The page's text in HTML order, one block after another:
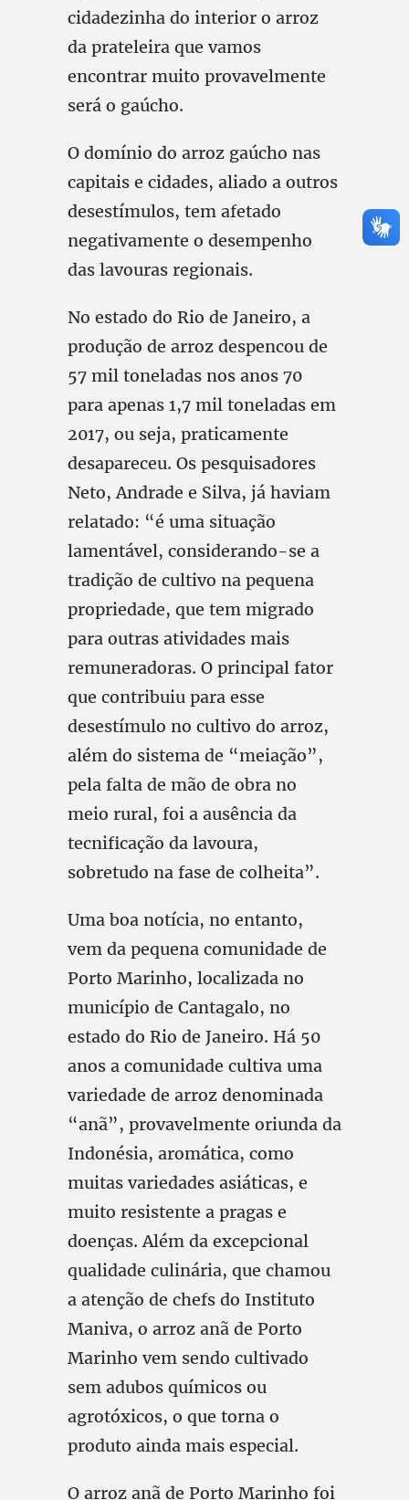
cidadezinha do interior o arroz
da prateleira que vamos
encontrar muito provavelmente
será o gaúcho.
O domínio do arroz gaúcho nas
capitais e cidades, aliado a outros
desestímulos, tem afetado
negativamente o desempenho
das lavouras regionais.
No estado do Rio de Janeiro, a
produção de arroz despencou de
57 mil toneladas nos anos 70
para apenas 1,7 mil toneladas em
2017, ou seja, praticamente
desapareceu. Os pesquisadores
Neto, Andrade e Silva, já haviam
relatado: “é uma situação
lamentável, considerando-se a
tradição de cultivo na pequena
propriedade, que tem migrado
para outras atividades mais
remuneradoras. O principal fator
que contribuiu para esse
desestímulo no cultivo do arroz,
além do sistema de “meiação”,
pela falta de mão de obra no
meio rural, foi a ausência da
tecnificação da lavoura,
sobretudo na fase de colheita”.
Uma boa notícia, no entanto,
vem da pequena comunidade de
Porto Marinho, localizada no
município de Cantagalo, no
estado do Rio de Janeiro. Há 50
anos a comunidade cultiva uma
variedade de arroz denominada
“anã”, provavelmente oriunda da
Indonésia, aromática, como
muitas variedades asiáticas, e
muito resistente a pragas e
doenças. Além da excepcional
qualidade culinária, que chamou
a atenção de chefs do Instituto
Maniva, o arroz anã de Porto
Marinho vem sendo cultivado
sem adubos químicos ou
agrotóxicos, o que torna o
produto ainda mais especial.
O arroz anã de Porto Marinho foi